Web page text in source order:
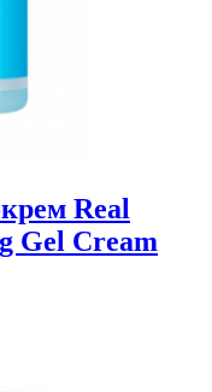
Real
Gel Cream